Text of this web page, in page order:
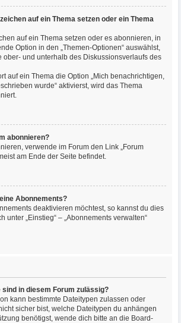
auf ein Thema setzen oder ein Thema
auf ein Thema setzen oder es abonnieren, in
Option in den „Themen-Optionen“ auswählst,
ober- und unterhalb des Diskussionsverlaufs des
auf ein Thema die Option „Mich benachrichtigen,
wurde“ aktivierst, wird das Thema
abonnieren?
verwende im Forum den Link „Forum
am Ende der Seite befindet.
Abonnements?
deaktivieren möchtest, so kannst du dies
unter „Einstieg“ – „Abonnements verwalten“
sind in diesem Forum zulässig?
kann bestimmte Dateitypen zulassen oder
sicher bist, welche Dateitypen du anhängen
benötigst, wende dich bitte an die Board-